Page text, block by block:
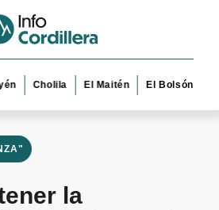
Cholila El Maitén El Bolsón Esquel
la